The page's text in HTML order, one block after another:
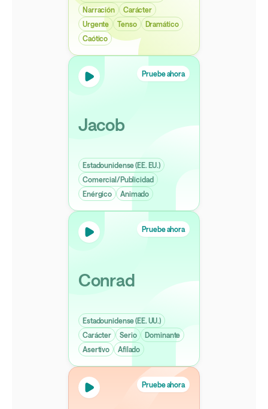
Narración
Carácter
Urgente
Tenso
Dramático
Caótico
Pruebe ahora
Jacob
Estadounidense (EE. EU.)
Comercial/Publicidad
Enérgico
Animado
Pruebe ahora
Conrad
Estadounidense (EE. UU.)
Carácter
Serio
Dominante
Asertivo
Afilado
Pruebe ahora